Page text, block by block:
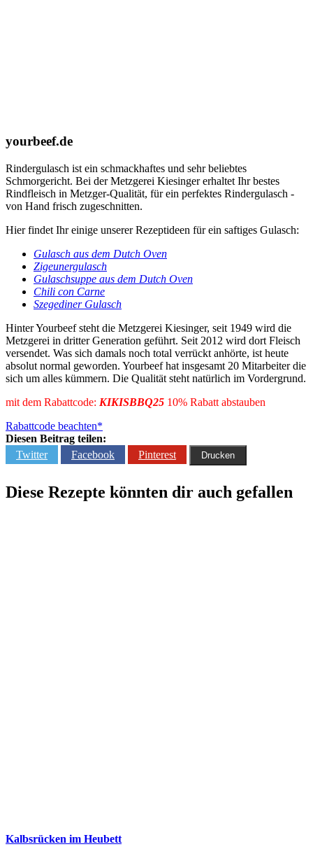
yourbeef.de
Rindergulasch ist ein schmackhaftes und sehr beliebtes
Schmorgericht. Bei der Metzgerei Kiesinger erhaltet Ihr bestes
Rindfleisch in Metzger-Qualität, für ein perfektes Rindergulasch -
von Hand frisch zugeschnitten.
Hier findet Ihr einige unserer Rezeptideen für ein saftiges Gulasch:
Gulasch aus dem Dutch Oven
Zigeunergulasch
Gulaschsuppe aus dem Dutch Oven
Chili con Carne
Szegediner Gulasch
Hinter Yourbeef steht die Metzgerei Kiesinger, seit 1949 wird die
Metzgerei in dritter Generation geführt. Seit 2012 wird dort Fleisch
versendet. Was sich damals noch total verrückt anhörte, ist heute
absolut normal geworden. Yourbeef hat insgesamt 20 Mitarbeiter die
sich um alles kümmern. Die Qualität steht natürlich im Vordergrund.
mit dem Rabattcode: KIKISBBQ25 10% Rabatt abstauben
Rabattcode beachten*
Diesen Beitrag teilen:
Twitter
Facebook Pinterest Drucken
Diese Rezepte könnten dir auch gefallen
Kalbsrücken im Heubett